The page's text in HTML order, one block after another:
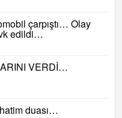
çarpıştı… Olay
edildi…
VERDİ…
duası…